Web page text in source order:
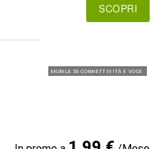
SCOPRI
MOBILE 5G CONNETTIVITÀ E VOCE